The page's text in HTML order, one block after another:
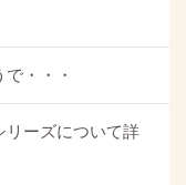
・・・
リーズについて詳